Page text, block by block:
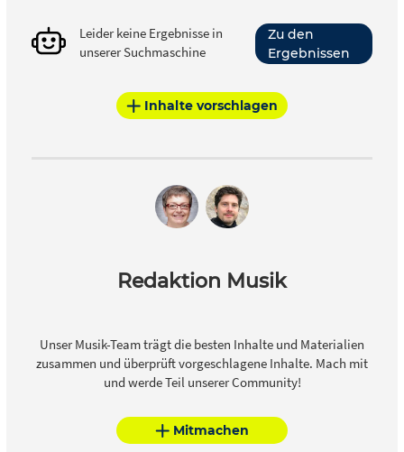
Leider keine Ergebnisse in
unserer Suchmaschine
Zu den
Ergebnissen
Inhalte vorschlagen
Redaktion Musik
Unser Musik-Team trägt die besten Inhalte und Materialien
zusammen und überprüft vorgeschlagene Inhalte. Mach mit
und werde Teil unserer Community!
Mitmachen